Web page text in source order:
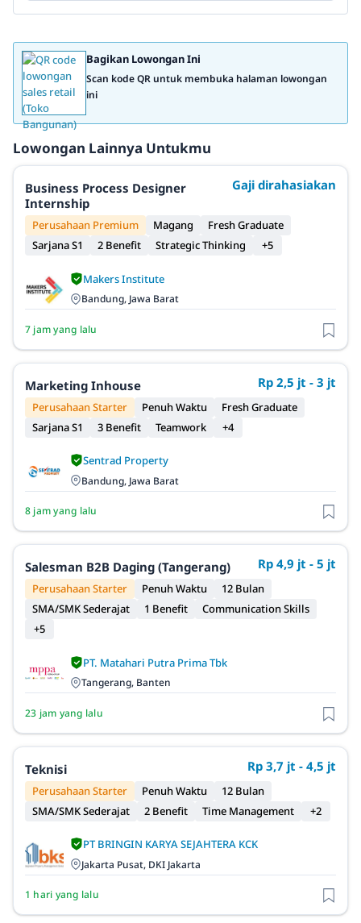
Bagikan Lowongan Ini
Scan kode QR untuk membuka halaman lowongan
ini
Lowongan Lainnya Untukmu
Business Process Designer
Internship
Gaji dirahasiakan
Perusahaan Premium Magang
Fresh Graduate
Sarjana S1
2 Benefit Strategic Thinking +5
Makers Institute
Bandung, Jawa Barat
7 jam yang lalu
Marketing Inhouse Rp 2,5 jt - 3 jt
Perusahaan Starter Penuh Waktu
Fresh Graduate
Sarjana S1
3 Benefit Teamwork +4
Sentrad Property
Bandung, Jawa Barat
8 jam yang lalu
Salesman B2B Daging (Tangerang) Rp 4,9 jt - 5 jt
Perusahaan Starter Penuh Waktu
12 Bulan
SMA/SMK Sederajat
1 Benefit
Communication Skills
+5
PT. Matahari Putra Prima Tbk
Tangerang, Banten
23 jam yang lalu
Teknisi Rp 3,7 jt - 4,5 jt
Perusahaan Starter Penuh Waktu
12 Bulan
SMA/SMK Sederajat
2 Benefit Time Management +2
PT BRINGIN KARYA SEJAHTERA KCK
Jakarta Pusat, DKI Jakarta
1 hari yang lalu